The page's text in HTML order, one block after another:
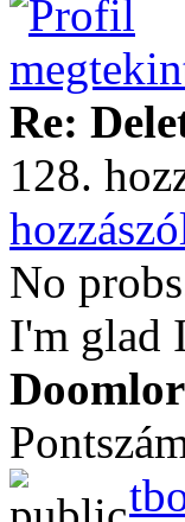
Re:
128.
No
I'm glad